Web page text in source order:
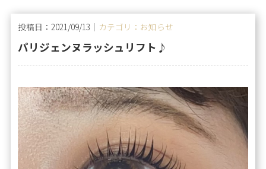
投稿日：2021/09/13｜ カテゴリ：お知らせ
パリジェンヌラッシュリフト♪